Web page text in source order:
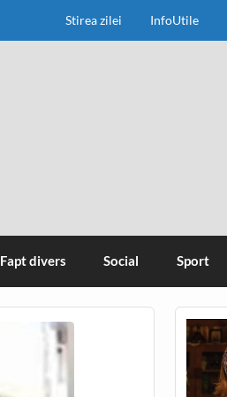
Stirea zilei InfoUtile
Fapt divers Social Sport